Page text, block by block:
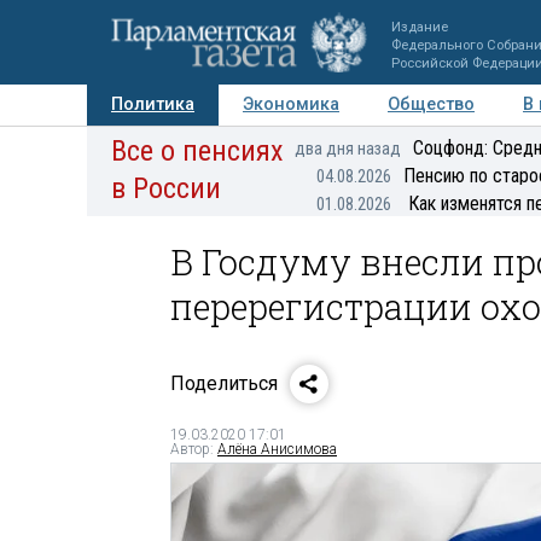
Издание
Федерального
Российской
Политика Экономика Общество
В
Авторы Персоны Мнения Регионы
Все о пенсиях
в России
два дня назад Соцфонд:
04.08.2026 Пенсию по
01.08.2026 Как изменятся
В Госдуму внесли
перерегистрации
Поделиться
19.03.2020 17:01
Автор: Алёна Анисимова